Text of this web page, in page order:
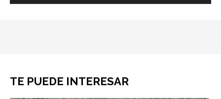
TE PUEDE INTERESAR